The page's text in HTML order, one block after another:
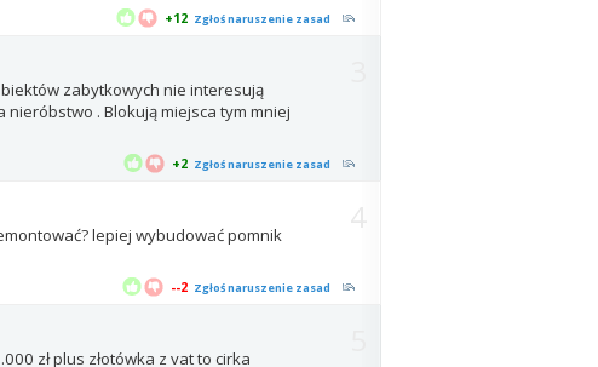
+12 Zgłoś naruszenie zasad
+2
zabytkowych nie interesują
. Blokują miejsca tym mniej
Zgłoś naruszenie zasad
--2
lepiej wybudować pomnik
Zgłoś naruszenie zasad
zł plus złotówka z vat to cirka